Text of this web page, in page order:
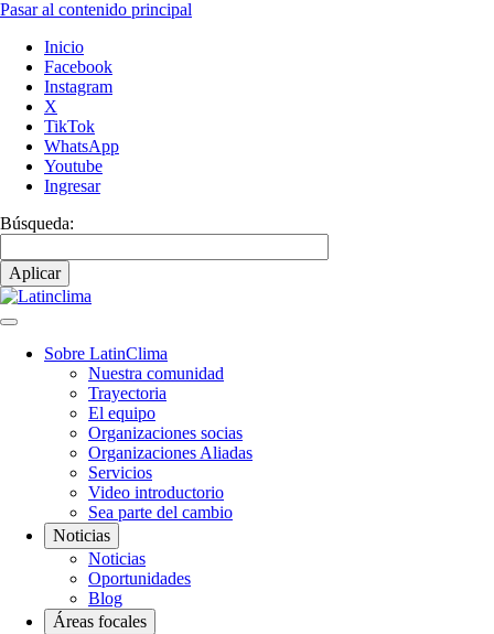
Pasar al contenido principal
Inicio
Facebook
Instagram
X
TikTok
WhatsApp
Youtube
Ingresar
Búsqueda:
Navegación
Sobre LatinClima
Nuestra comunidad
Trayectoria
El equipo
Organizaciones socias
Organizaciones Aliadas
Servicios
Video introductorio
Sea parte del cambio
Noticias
Noticias
Oportunidades
Blog
Áreas focales